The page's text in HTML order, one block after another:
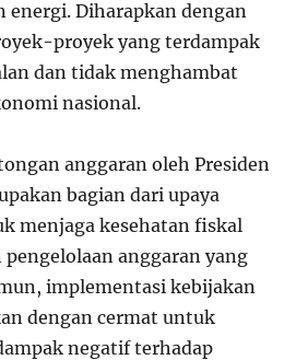
Diharapkan dengan
proyek yang terdampak
dan tidak menghambat
nasional.
anggaran oleh Presiden
bagian dari upaya
menjaga kesehatan fiskal
anggaran yang
implementasi kebijakan
dengan cermat untuk
negatif terhadap